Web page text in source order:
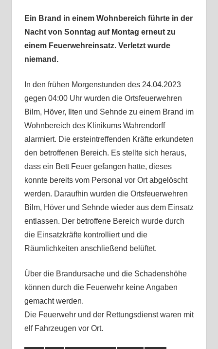
Ein Brand in einem Wohnbereich führte in der
Nacht von Sonntag auf Montag erneut zu
einem Feuerwehreinsatz. Verletzt wurde
niemand.
In den frühen Morgenstunden des 24.04.2023
gegen 04:00 Uhr wurden die Ortsfeuerwehren
Bilm, Höver, Ilten und Sehnde zu einem Brand im
Wohnbereich des Klinikums Wahrendorff
alarmiert. Die ersteintreffenden Kräfte erkundeten
den betroffenen Bereich. Es stellte sich heraus,
dass ein Bett Feuer gefangen hatte, dieses
konnte bereits vom Personal vor Ort abgelöscht
werden. Daraufhin wurden die Ortsfeuerwehren
Bilm, Höver und Sehnde wieder aus dem Einsatz
entlassen. Der betroffene Bereich wurde durch
die Einsatzkräfte kontrolliert und die
Räumlichkeiten anschließend belüftet.
Über die Brandursache und die Schadenshöhe
können durch die Feuerwehr keine Angaben
gemacht werden.
Die Feuerwehr und der Rettungsdienst waren mit
elf Fahrzeugen vor Ort.